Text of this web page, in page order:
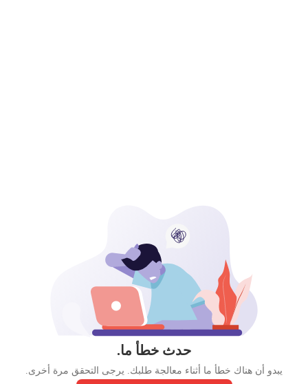
حدث خطأ ما.
يبدو أن هناك خطأ ما أثناء معالجة طلبك. يرجى التحقق مرة أخرى.